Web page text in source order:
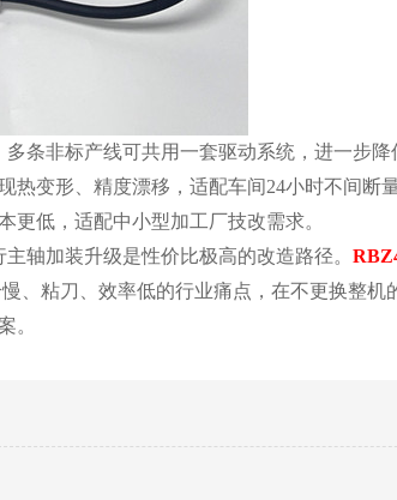
条非标产线可共用一套驱动系统，进一步降
变形、精度漂移，适配车间24小时不间断
低，适配中小型加工厂技改需求。
轴加装升级是性价比极高的改造路径。
、粘刀、效率低的行业痛点，在不更换整机
。